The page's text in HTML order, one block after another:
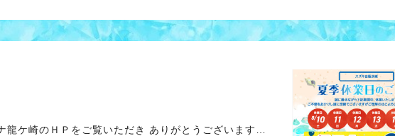
ケ崎のＨＰをご覧いただき ありがとうございます…